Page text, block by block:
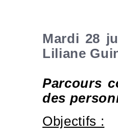
Mardi 28
Liliane
Parcours
des
Objectifs :